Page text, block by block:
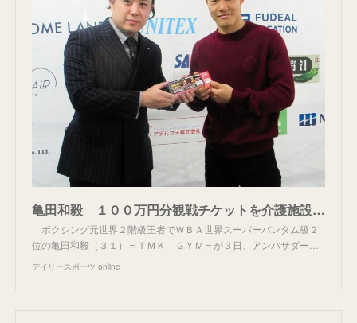
亀田和毅 １００万円分観戦チケットを介護施設に寄付 ２５日世界前哨戦「高齢者の方に少しでも元気を」/デイリースポーツ online
ボクシング元世界２階級王者でＷＢＡ世界スーパーバンタム級２
位の亀田和毅（３１）＝ＴＭＫ ＧＹＭ＝が３日、アンバサダー…
デイリースポーツ online